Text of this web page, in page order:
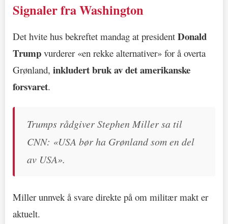
Signaler fra Washington
Det hvite hus bekreftet mandag at president Donald
Trump vurderer «en rekke alternativer» for å overta
Grønland, inkludert bruk av det amerikanske
forsvaret.
Trumps rådgiver Stephen Miller sa til
CNN: «USA bør ha Grønland som en del
av USA».
Miller unnvek å svare direkte på om militær makt er
aktuelt.